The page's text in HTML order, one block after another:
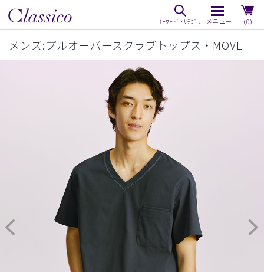
（0）
メンズ:プルオーバースクラブトップス・MOVE